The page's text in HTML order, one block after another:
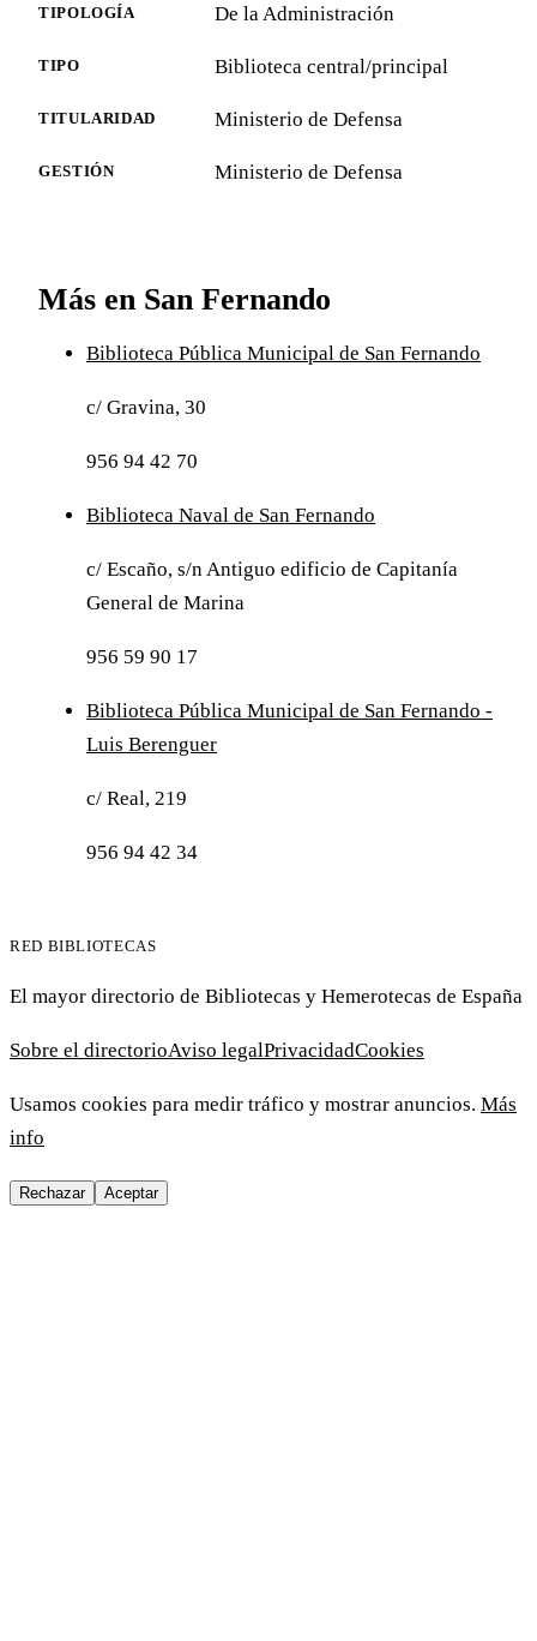
TIPOLOGÍA De la Administración
TIPO Biblioteca central/principal
TITULARIDAD Ministerio de Defensa
GESTIÓN Ministerio de Defensa
Más en San Fernando
Biblioteca Pública Municipal de San Fernando
c/ Gravina, 30
956 94 42 70
Biblioteca Naval de San Fernando
c/ Escaño, s/n Antiguo edificio de Capitanía
General de Marina
956 59 90 17
Biblioteca Pública Municipal de San Fernando -
Luis Berenguer
c/ Real, 219
956 94 42 34
RED BIBLIOTECAS
El mayor directorio de Bibliotecas y Hemerotecas de España
Sobre el directorioAviso legalPrivacidadCookies
Usamos cookies para medir tráfico y mostrar anuncios. Más
info
Rechazar Aceptar